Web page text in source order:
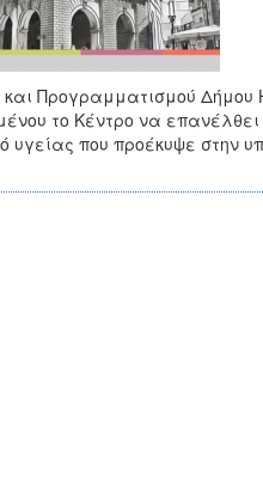
και Προγραμματισμού
το Κέντρο να
υγείας που προέκυψε στην